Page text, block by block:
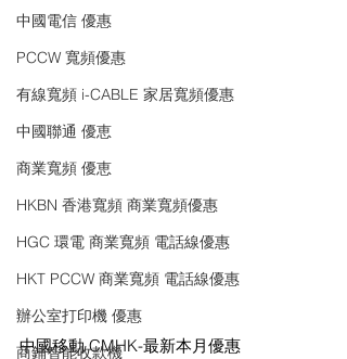
中國電信 優惠
PCCW 寬頻優惠
有線寬頻 i-CABLE 家居寬頻優惠
中國聯通 優恵
商業寬頻 優恵
HKBN 香港寬頻 商業寬頻優惠
HGC 環電 商業寬頻 電話線優惠
HKT PCCW 商業寬頻 電話線優惠
辦公室打印機 優惠
商鋪智能收款機
中國移動 CMHK-最新本月優惠